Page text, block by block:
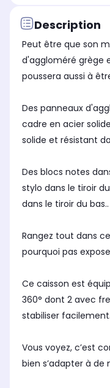
Description
Peut être que son
d'aggloméré grège
poussera aussi à
Des panneaux
cadre en acier
solide et résistant
Des blocs notes
stylo dans le tiroir
dans le tiroir du bas..
Rangez tout dans
pourquoi pas
Ce caisson est
360° dont 2 avec
stabiliser facilement.
Vous voyez, c’est
bien s’adapter à de